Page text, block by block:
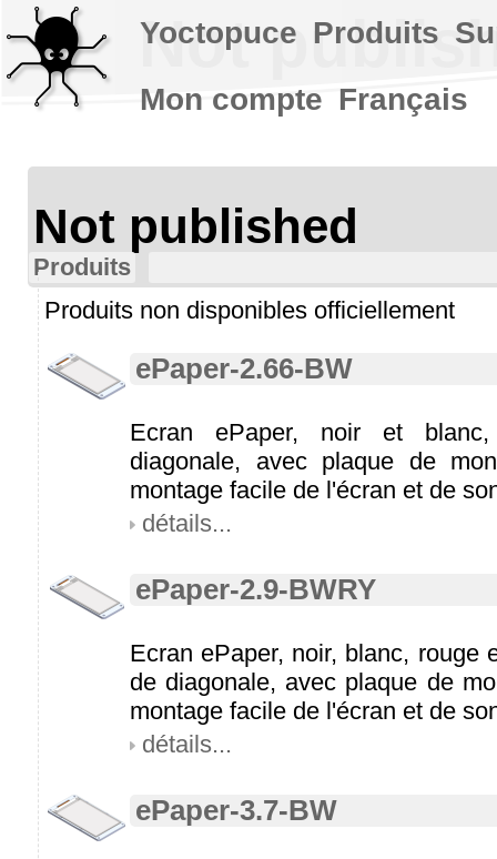
Not
Not published
Produits
Produits non disponibles officiellement
ePaper-2.66-BW
Ecran ePaper, noir et
diagonale, avec plaque de
montage facile de l'écran et de
détails...
ePaper-2.9-BWRY
Ecran ePaper, noir, blanc, rouge
de diagonale, avec plaque de
montage facile de l'écran et de
détails...
ePaper-3.7-BW
Yoctopuce Produits
Mon compte Français